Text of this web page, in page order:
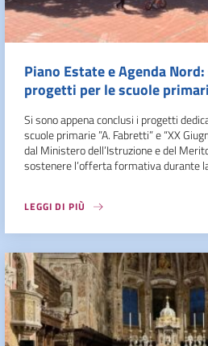
Piano Estate e Agenda
progetti per le scuole
Si sono appena conclusi i progetti
scuole primarie ”A. Fabretti” e “XX
dal Ministero dell’Istruzione e del
sostenere l’offerta formativa durante
LEGGI DI PIÙ